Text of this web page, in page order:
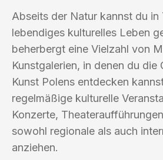
Abseits der Natur kannst du in
lebendiges kulturelles Leben
beherbergt eine Vielzahl von
Kunstgalerien, in denen du die
Kunst Polens entdecken
regelmäßige kulturelle
Konzerte,
sowohl regionale als auch
anziehen.